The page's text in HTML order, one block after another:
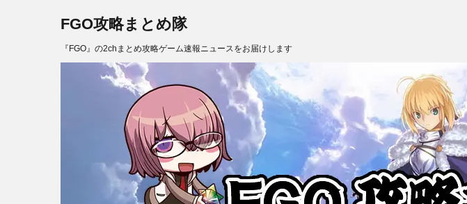
FGO攻略まとめ隊
『FGO』の2chまとめ攻略ゲーム速報ニュースをお届けします